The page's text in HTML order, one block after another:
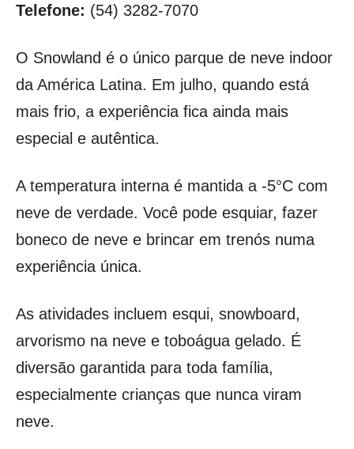
Telefone: (54) 3282-7070
O Snowland é o único parque de neve indoor
da América Latina. Em julho, quando está
mais frio, a experiência fica ainda mais
especial e autêntica.
A temperatura interna é mantida a -5°C com
neve de verdade. Você pode esquiar, fazer
boneco de neve e brincar em trenós numa
experiência única.
As atividades incluem esqui, snowboard,
arvorismo na neve e toboágua gelado. É
diversão garantida para toda família,
especialmente crianças que nunca viram
neve.